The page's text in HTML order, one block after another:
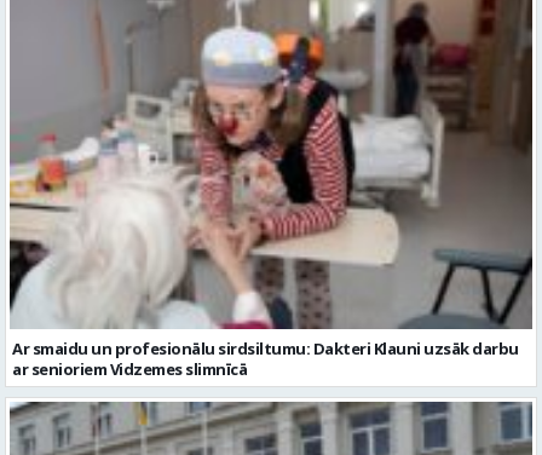
Ar smaidu un profesionālu sirdsiltumu: Dakteri Klauni uzsāk darbu
ar senioriem Vidzemes slimnīcā